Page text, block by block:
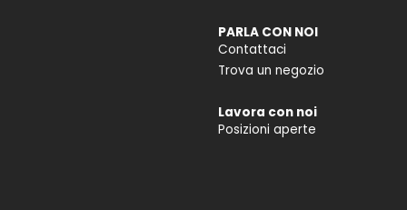
PARLA CON NOI
Contattaci
Trova un negozio
Lavora con noi
Posizioni aperte